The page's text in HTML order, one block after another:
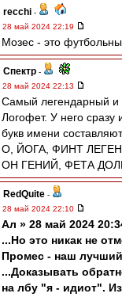
recchi -
28 май 2024 22:19
Мозес - это
Спектр -
28 май 2024 22:13
Самый легендарный и
Логофет. У него сразу
букв имени
О, ЙОГА, ФИНТ
ОН ГЕНИЙ, ФЕТА
RedQuite -
28 май 2024 22:10
Ал » 28 май 2024
...Но это никак не
Промес - наш
...Доказывать
на лбу "я - идиот".